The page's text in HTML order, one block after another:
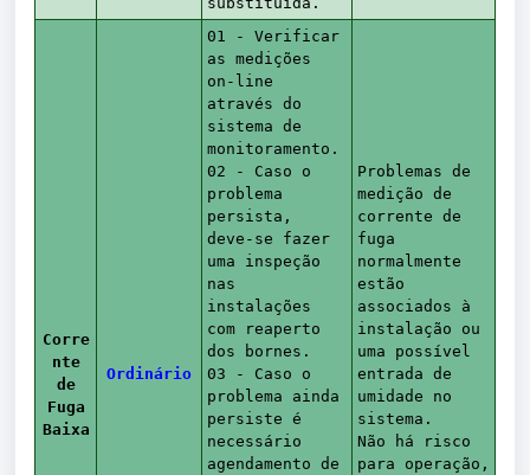
Corre
nte
de
Fuga
Baixa
Ordinário
01 - Verificar
as medições
on-line
através do
sistema de
monitoramento.
02 - Caso o
problema
persista,
deve-se fazer
uma inspeção
nas
instalações
com reaperto
dos bornes.
03 - Caso o
problema ainda
persiste é
necessário
agendamento de
Problemas de
medição de
corrente de
fuga
normalmente
estão
associados à
instalação ou
uma possível
entrada de
umidade no
sistema.
Não há risco
para operação,